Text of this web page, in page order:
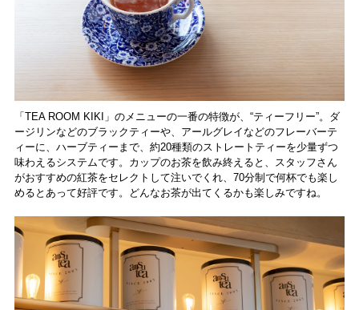
「TEA ROOM KIKI」のメニューの一番の特徴が、“ティーフリー”。ダ
ージリンなどのブラックティーや、アールグレイなどのフレーバーテ
ィーに、ハーブティーまで、約20種類のストレートティーを少量ずつ
味わえるシステムです。カップのお茶を飲み終えると、スタッフさん
がおすすめの紅茶をセレクトして注いでくれ、70分制で何杯でも楽し
めるとあって好評です。どんなお茶が出てくるかも楽しみですね。